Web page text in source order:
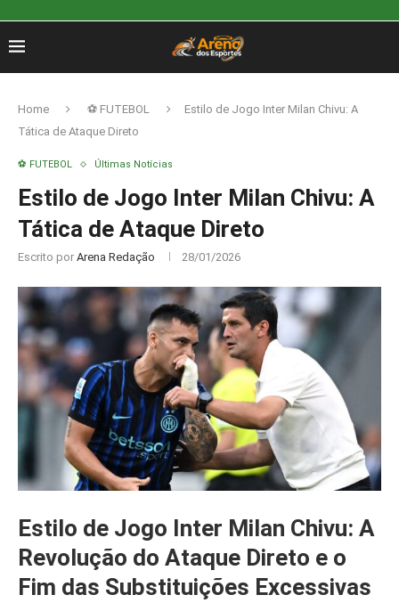
Home ⚽ FUTEBOL
Estilo de Jogo Inter Milan Chivu: A
Tática de Ataque Direto
⚽ FUTEBOL Últimas Notícias
Estilo de Jogo Inter Milan Chivu: A
Tática de Ataque Direto
Escrito por Arena Redação 28/01/2026
Estilo de Jogo Inter Milan Chivu: A
Revolução do Ataque Direto e o
Fim das Substituições Excessivas